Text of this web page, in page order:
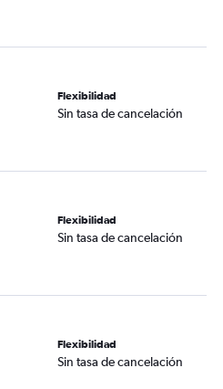
Flexibilidad
Sin tasa de cancelación
Flexibilidad
Sin tasa de cancelación
Flexibilidad
Sin tasa de cancelación